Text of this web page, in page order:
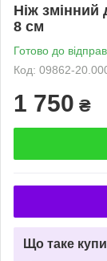
Ніж змінний
8 см
Готово до
Код: 09862-
1 750 ₴
Що таке